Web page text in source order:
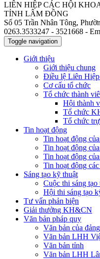
LIÊN HIỆP CÁC HỘI
TỈNH LÂM ĐỒNG
Số 05 Trần Nhân Tông,
0263.3533247 - 3521668 -
Toggle navigation
Giới thiệu
Giới thiệu chung
Điều lệ Liên
Cơ cấu tổ chức
Tổ chức thành
Hội thành
Tổ chức
Tổ chức
Tin hoạt động
Tin hoạt động
Tin hoạt động
Tin hoạt động
Tin hoạt động
Sáng tạo kỹ thuật
Cuộc thi sáng
Hội thi sáng tạo
Tư vấn phản biện
Giải thưởng KH&CN
Văn bản pháp quy
Văn bản của
Văn bản LHH
Văn bản tỉnh
Văn bản LHH